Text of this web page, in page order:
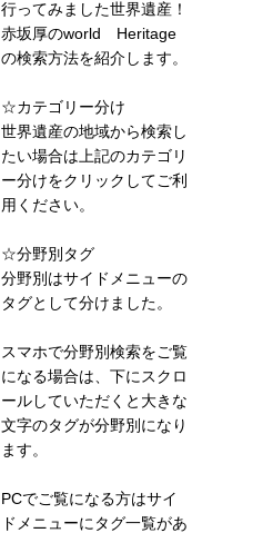
行ってみました世界遺産！
赤坂厚のworld Heritage
の検索方法を紹介します。
☆カテゴリー分け
世界遺産の地域から検索し
たい場合は上記のカテゴリ
ー分けをクリックしてご利
用ください。
☆分野別タグ
分野別はサイドメニューの
タグとして分けました。
スマホで分野別検索をご覧
になる場合は、下にスクロ
ールしていただくと大きな
文字のタグが分野別になり
ます。
PCでご覧になる方はサイ
ドメニューにタグ一覧があ